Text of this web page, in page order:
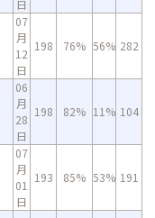
日
07
月
12
日
198 76% 56% 282
06
月
28
日
198 82% 11% 104
07
月
01
日
193 85% 53% 191